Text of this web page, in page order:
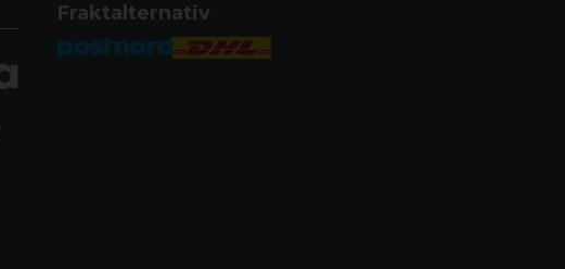
Fraktalternativ